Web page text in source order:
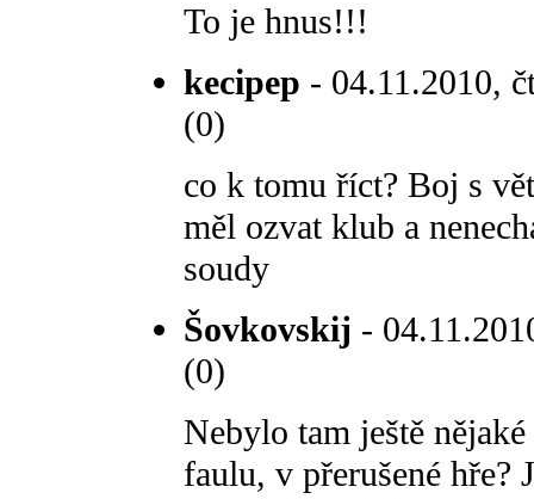
To je hnus!!!
kecipep - 04.11.2010,
(0)
co k tomu říct? Boj s
měl ozvat klub a
soudy
Šovkovskij -
(0)
Nebylo tam ještě
faulu, v přerušené hře?